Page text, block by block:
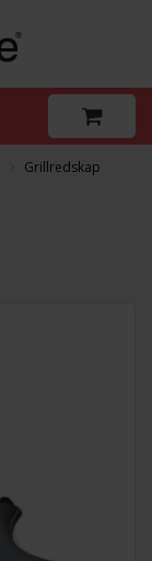
Grillredskap